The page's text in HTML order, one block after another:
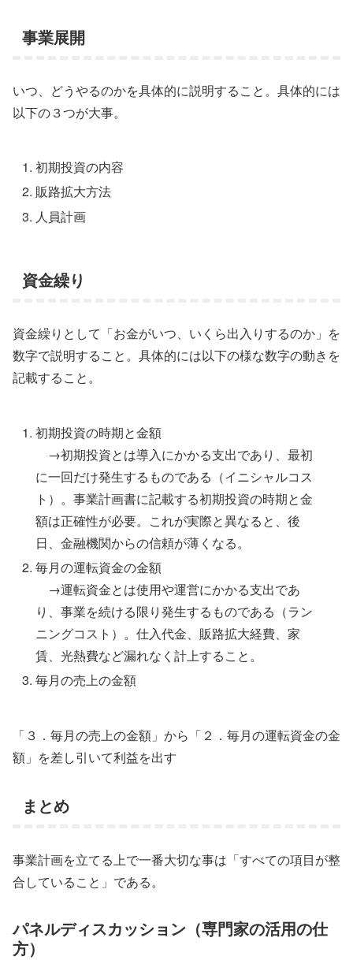
事業展開
いつ、どうやるのかを具体的に説明すること。具体的には
以下の３つが大事。
初期投資の内容
販路拡大方法
人員計画
資金繰り
資金繰りとして「お金がいつ、いくら出入りするのか」を
数字で説明すること。具体的には以下の様な数字の動きを
記載すること。
初期投資の時期と金額
→初期投資とは導入にかかる支出であり、最初
に一回だけ発生するものである（イニシャルコス
ト）。事業計画書に記載する初期投資の時期と金
額は正確性が必要。これが実際と異なると、後
日、金融機関からの信頼が薄くなる。
毎月の運転資金の金額
→運転資金とは使用や運営にかかる支出であ
り、事業を続ける限り発生するものである（ラン
ニングコスト）。仕入代金、販路拡大経費、家
賃、光熱費など漏れなく計上すること。
毎月の売上の金額
「３．毎月の売上の金額」から「２．毎月の運転資金の金
額」を差し引いて利益を出す
まとめ
事業計画を立てる上で一番大切な事は「すべての項目が整
合していること」である。
パネルディスカッション（専門家の活用の仕
方）